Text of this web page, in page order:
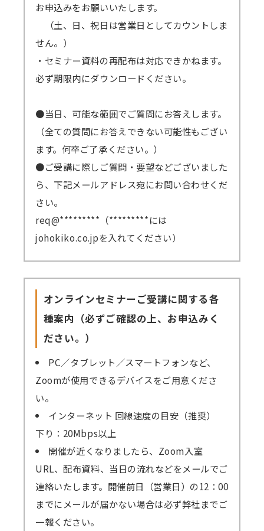
お申込みをお願いいたします。
（土、日、祝日は営業日としてカウントしま
せん。）
・セミナー資料の再配布は対応できかねます。
必ず期限内にダウンロードください。
●当日、可能な範囲でご質問にお答えします。
（全ての質問にお答えできない可能性もござい
ます。何卒ご了承ください。）
●ご受講に際しご質問・要望などございました
ら、下記メールアドレス宛にお問い合わせくだ
さい。
req@*********（*********には
johokiko.co.jpを入れてください）
オンラインセミナーご受講に関する各
種案内（必ずご確認の上、お申込みく
ださい。）
PC／タブレット／スマートフォンなど、
Zoomが使用できるデバイスをご用意くださ
い。
インターネット 回線速度の目安（推奨）
下り：20Mbps以上
開催が近くなりましたら、Zoom入室
URL、配布資料、当日の流れなどをメールでご
連絡いたします。開催前日（営業日）の12：00
までにメールが届かない場合は必ず弊社までご
一報ください。